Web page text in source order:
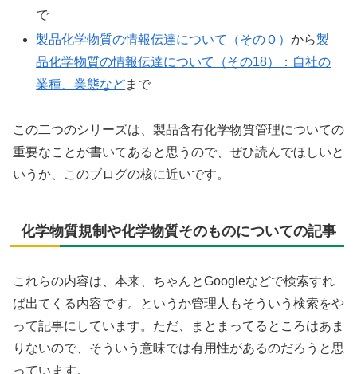
で
製品化学物質の情報伝達について（その０）から製
品化学物質の情報伝達について（その18）：自社の
業種、業態などまで
この二つのシリーズは、製品含有化学物質管理についての
重要なことが書いてあると思うので、ぜひ読んでほしいと
いうか、このブログの核に近いです。
化学物質規制や化学物質そのものについての記事
これらの内容は、本来、ちゃんとGoogleなどで検索すれ
ば出てくる内容です。というか管理人もそういう検索をや
って記事にしています。ただ、まとまってるところはあま
りないので、そういう意味では有用性があるのだろうと思
っています。